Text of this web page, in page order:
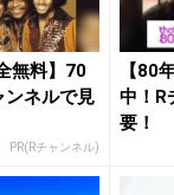
無料】70
ンネルで見
PR(Rチャンネル)
【80
中！R
要！